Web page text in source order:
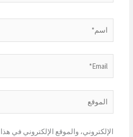
الإلكتروني، والموقع الإلكتروني في